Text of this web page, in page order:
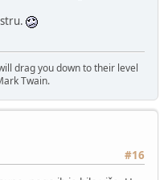
drag you down to their level
Twain.
#16